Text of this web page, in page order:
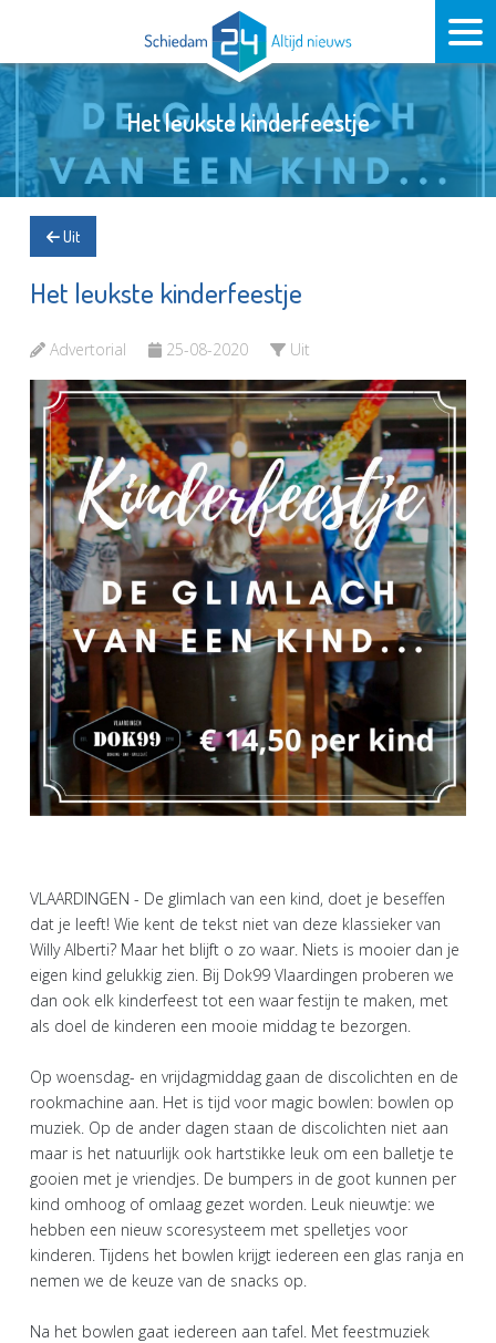
Het leukste kinderfeestje
Uit
Het leukste kinderfeestje
Advertorial 25-08-2020 Uit
VLAARDINGEN - De glimlach van een kind, doet je beseffen
dat je leeft! Wie kent de tekst niet van deze klassieker van
Willy Alberti? Maar het blijft o zo waar. Niets is mooier dan je
eigen kind gelukkig zien. Bij Dok99 Vlaardingen proberen we
dan ook elk kinderfeest tot een waar festijn te maken, met
als doel de kinderen een mooie middag te bezorgen.
Op woensdag- en vrijdagmiddag gaan de discolichten en de
rookmachine aan. Het is tijd voor magic bowlen: bowlen op
muziek. Op de ander dagen staan de discolichten niet aan
maar is het natuurlijk ook hartstikke leuk om een balletje te
gooien met je vriendjes. De bumpers in de goot kunnen per
kind omhoog of omlaag gezet worden. Leuk nieuwtje: we
hebben een nieuw scoresysteem met spelletjes voor
kinderen. Tijdens het bowlen krijgt iedereen een glas ranja en
nemen we de keuze van de snacks op.
Na het bowlen gaat iedereen aan tafel. Met feestmuziek